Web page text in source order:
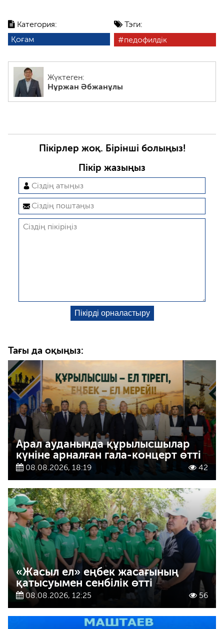
Категория:
Қоғам
Тэги:
педофилдік
Жүктеген:
Нұржан Әбжанұлы
Пікірлер жоқ. Бірінші болыңыз!
Пікір жазыңыз
Тағы да оқыңыз:
Арал ауданында құрылысшылар
күніне арналған гала-концерт өтті
08.08.2026, 18:19 42
«Жасыл ел» еңбек жасағының
қатысуымен сенбілік өтті
08.08.2026, 12:25 56